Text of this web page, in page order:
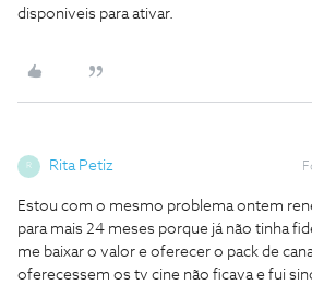
disponiveis para ativar.
R Rita Petiz
Estou com o mesmo problema ontem
para mais 24 meses porque já não tinha
me baixar o valor e oferecer o pack de
oferecessem os tv cine não ficava e fui